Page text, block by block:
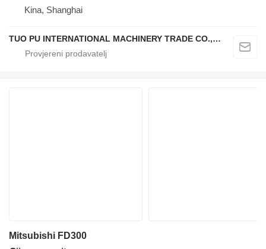
Kina, Shanghai
TUO PU INTERNATIONAL MACHINERY TRADE CO., LTD
Mitsubishi FD300